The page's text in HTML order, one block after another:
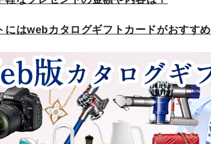
はwebカタログギフトカードがおすすめ